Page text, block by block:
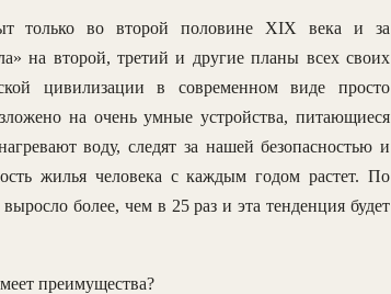
только во второй половине XIX века и за
на второй, третий и другие планы всех своих
цивилизации в современном виде просто
на очень умные устройства, питающиеся
воду, следят за нашей безопасностью и
жилья человека с каждым годом растет. По
более, чем в 25 раз и эта тенденция будет
преимущества?